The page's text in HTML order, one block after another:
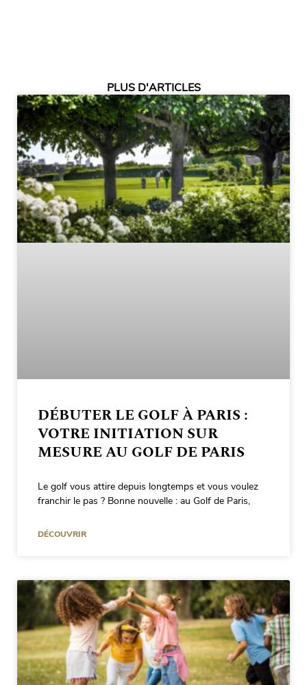
PLUS D'ARTICLES
DÉBUTER LE GOLF À PARIS :
VOTRE INITIATION SUR
MESURE AU GOLF DE PARIS
Le golf vous attire depuis longtemps et vous voulez
franchir le pas ? Bonne nouvelle : au Golf de Paris,
DÉCOUVRIR